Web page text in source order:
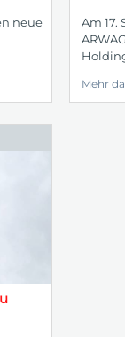
neue
Am 17.
Mehr